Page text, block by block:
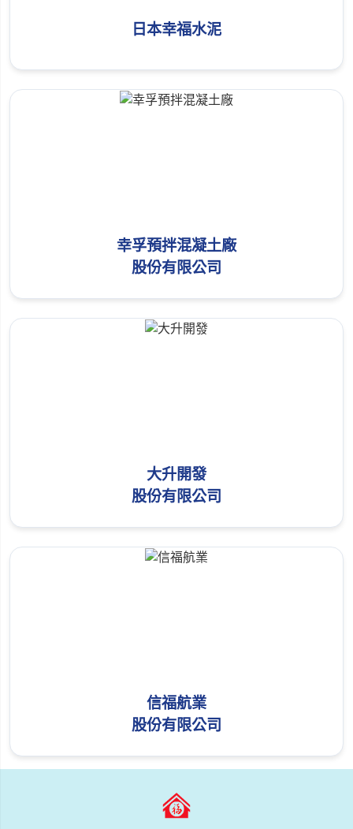
日本幸福水泥
幸孚預拌混凝土廠
股份有限公司
大升開發
股份有限公司
信福航業
股份有限公司